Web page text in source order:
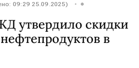
09:29 25.09.2025)
утвердило скидки
в